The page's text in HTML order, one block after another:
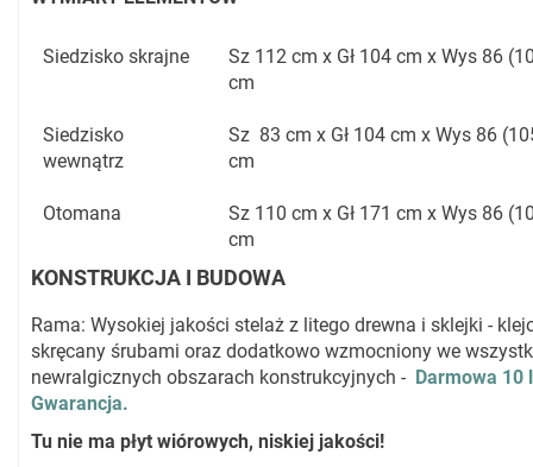
Siedzisko skrajne
Sz 112 cm x Gł 104 cm x Wys 86
cm
Siedzisko
wewnątrz
Sz 83 cm x Gł 104 cm x Wys 86
cm
Otomana
Sz 110 cm x Gł 171 cm x Wys 86
cm
KONSTRUKCJA I BUDOWA
Rama: Wysokiej jakości stelaż z litego drewna i sklejki -
skręcany śrubami oraz dodatkowo wzmocniony we
newralgicznych obszarach konstrukcyjnych - Darmowa 10
Gwarancja.
Tu nie ma płyt wiórowych, niskiej jakości!